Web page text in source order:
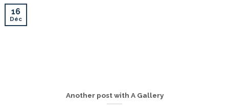
Another post with A Gallery
16
Déc